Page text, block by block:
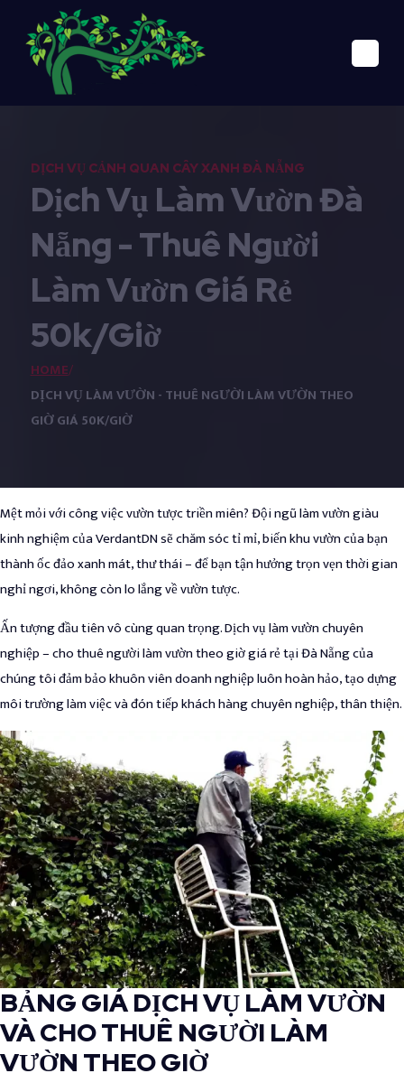
DỊCH VỤ CẢNH QUAN CÂY XANH ĐÀ NẴNG
Dịch Vụ Làm Vườn Đà
Nẵng - Thuê Người
Làm Vườn Giá Rẻ
50k/Giờ
HOME/
DỊCH VỤ LÀM VƯỜN - THUÊ NGƯỜI LÀM VƯỜN THEO
GIỜ GIÁ 50K/GIỜ
Mệt mỏi với công việc vườn tược triền miên? Đội ngũ làm vườn giàu
kinh nghiệm của VerdantDN sẽ chăm sóc tỉ mỉ, biến khu vườn của bạn
thành ốc đảo xanh mát, thư thái – để bạn tận hưởng trọn vẹn thời gian
nghỉ ngơi, không còn lo lắng về vườn tược.
Ấn tượng đầu tiên vô cùng quan trọng. Dịch vụ làm vườn chuyên
nghiệp – cho thuê người làm vườn theo giờ giá rẻ tại Đà Nẵng của
chúng tôi đảm bảo khuôn viên doanh nghiệp luôn hoàn hảo, tạo dựng
môi trường làm việc và đón tiếp khách hàng chuyên nghiệp, thân thiện.
BẢNG GIÁ DỊCH VỤ LÀM VƯỜN
VÀ CHO THUÊ NGƯỜI LÀM
VƯỜN THEO GIỜ